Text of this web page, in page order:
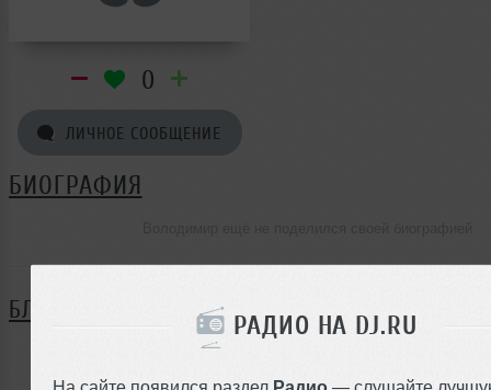
РАДИО НА DJ.RU
На сайте появился раздел Радио — слушайте
0
ЛИЧНОЕ СООБЩЕНИЕ
БИОГРАФИЯ
БЛОГ